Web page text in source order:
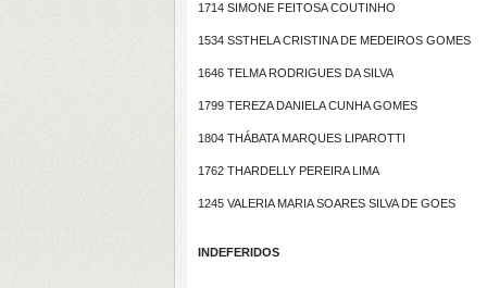
1714 SIMONE FEITOSA COUTINHO
1534 SSTHELA CRISTINA DE MEDEIROS GOMES
1646 TELMA RODRIGUES DA SILVA
1799 TEREZA DANIELA CUNHA GOMES
1804 THÁBATA MARQUES LIPAROTTI
1762 THARDELLY PEREIRA LIMA
1245 VALERIA MARIA SOARES SILVA DE GOES
INDEFERIDOS